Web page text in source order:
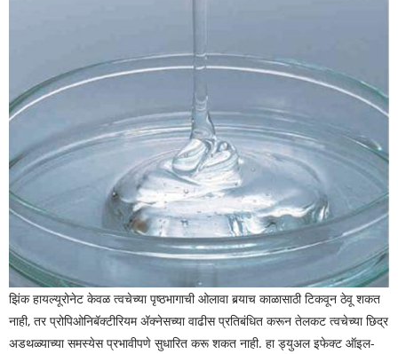
झिंक हायल्यूरोनेट केवळ त्वचेच्या पृष्ठभागाची ओलावा बर्‍याच काळासाठी टिकवून ठेवू शकत
नाही, तर प्रोपिओनिबॅक्टीरियम अ‍ॅक्नेसच्या वाढीस प्रतिबंधित करून तेलकट त्वचेच्या छिद्र
अडथळ्याच्या समस्येस प्रभावीपणे सुधारित करू शकत नाही. हा ड्युअल इफेक्ट ऑइल-